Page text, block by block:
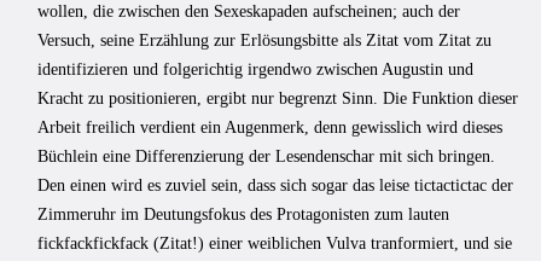
wollen, die zwischen den Sexeskapaden aufscheinen; auch der
Versuch, seine Erzählung zur Erlösungsbitte als Zitat vom Zitat zu
identifizieren und folgerichtig irgendwo zwischen Augustin und
Kracht zu positionieren, ergibt nur begrenzt Sinn. Die Funktion dieser
Arbeit freilich verdient ein Augenmerk, denn gewisslich wird dieses
Büchlein eine Differenzierung der Lesendenschar mit sich bringen.
Den einen wird es zuviel sein, dass sich sogar das leise tictactictac der
Zimmeruhr im Deutungsfokus des Protagonisten zum lauten
fickfackfickfack (Zitat!) einer weiblichen Vulva tranformiert, und sie